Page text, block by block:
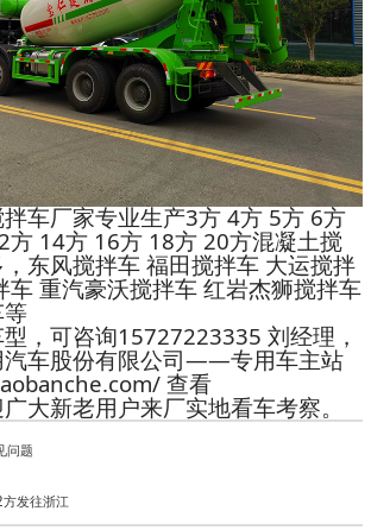
车厂家专业生产3方 4方 5方 6方
方 14方 16方 18方 20方混凝土搅
东风搅拌车 福田搅拌车 大运搅拌
车 重汽豪沃搅拌车 红岩杰狮搅拌车
，可咨询15727223335 刘经理，
汽车股份有限公司——专用车主站
查看
大新老用户来厂实地看车考察。
问题
发往浙江